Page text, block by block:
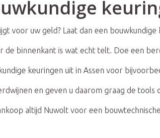
voor uw geld? Laat dan een
de binnenkant is wat echt telt. Doe een
keuringen uit in Assen voor
en geven u daarom graag de
altijd Nuwolt voor een